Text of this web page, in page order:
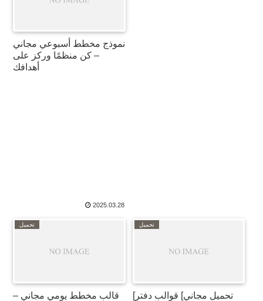
نموذج مخطط أسبوعي مجاني
– كن منظمًا وركز على
أهدافك
2025.03.28
تحميل
قالب مخطط يومي مجاني –
تحميل
[تحميل مجاني] قوالب دفتر